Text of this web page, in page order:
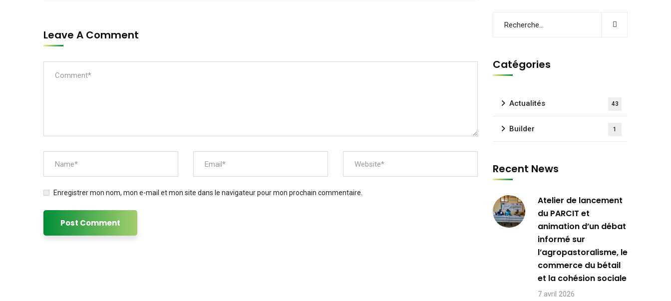
Leave A Comment
Enregistrer mon nom, mon e-mail et mon site dans le navigateur pour mon prochain commentaire.
Catégories
Actualités 43
Builder 1
Recent News
Atelier de lancement
du PARCIT et
animation d’un débat
informé sur
l’agropastoralisme, le
commerce du bétail
et la cohésion sociale
7 avril 2026